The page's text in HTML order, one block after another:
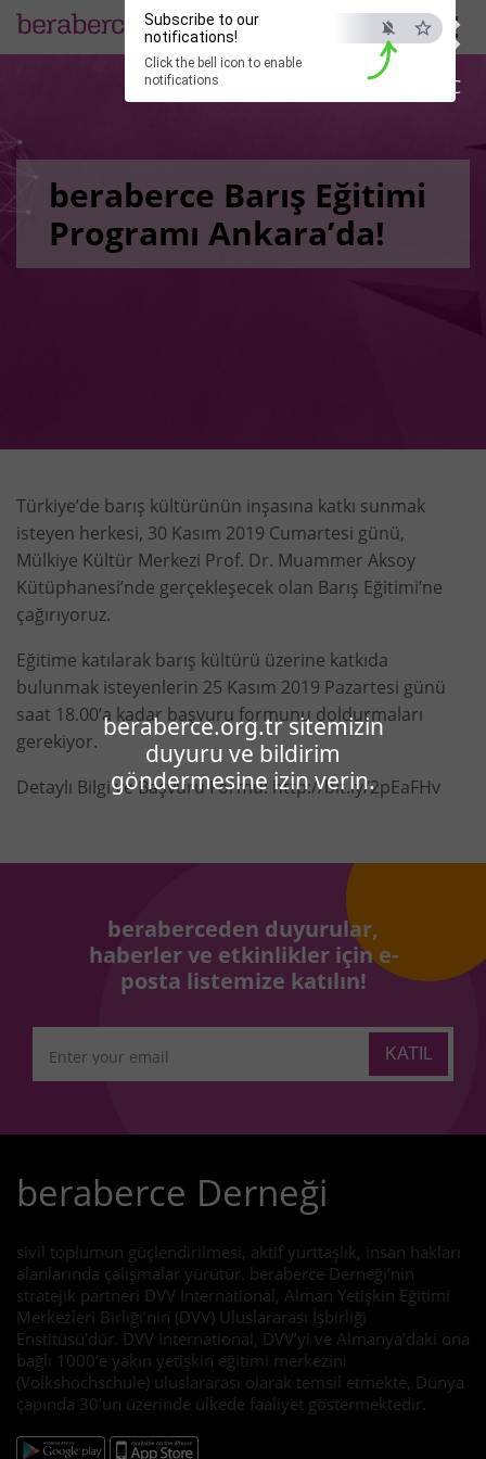
×
ESC
beraberce.org.tr sitemizin
duyuru ve bildirim
göndermesine izin verin.
Subscribe to our
notifications!
Click the bell icon to enable
notifications
EN
beraberce Barış Eğitimi
Programı Ankara’da!
Türkiye’de barış kültürünün inşasına katkı sunmak
isteyen herkesi, 30 Kasım 2019 Cumartesi günü,
Mülkiye Kültür Merkezi Prof. Dr. Muammer Aksoy
Kütüphanesi’nde gerçekleşecek olan Barış Eğitimi’ne
çağırıyoruz.
Eğitime katılarak barış kültürü üzerine katkıda
bulunmak isteyenlerin 25 Kasım 2019 Pazartesi günü
saat 18.00’a kadar başvuru formunu doldurmaları
gerekiyor.
Detaylı Bilgi ve Başvuru Formu: http://bit.ly/2pEaFHv
beraberceden duyurular,
haberler ve etkinlikler için e-
posta listemize katılın!
beraberce Derneği
sivil toplumun güçlendirilmesi, aktif yurttaşlık, insan hakları
alanlarında çalışmalar yürütür. beraberce Derneği’nin
stratejik partneri DVV International, Alman Yetişkin Eğitimi
Merkezleri Birliği’nin (DVV) Uluslararası İşbirliği
Enstitüsü’dür. DVV International, DVV’yi ve Almanya’daki ona
bağlı 1000’e yakın yetişkin eğitimi merkezini
(Volkshochschule) uluslararası olarak temsil etmekte, Dünya
çapında 30’un üzerinde ülkede faaliyet göstermektedir.